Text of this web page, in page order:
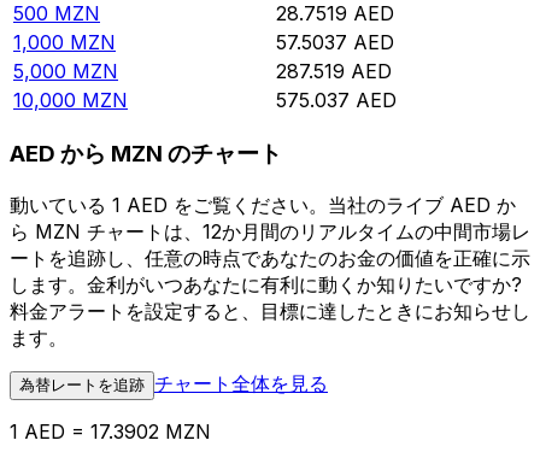
500 MZN 28.7519 AED
1,000 MZN 57.5037 AED
5,000 MZN 287.519 AED
10,000 MZN 575.037 AED
AED から MZN のチャート
動いている 1 AED をご覧ください。当社のライブ AED か
ら MZN チャートは、12か月間のリアルタイムの中間市場レ
ートを追跡し、任意の時点であなたのお金の価値を正確に示
します。金利がいつあなたに有利に動くか知りたいですか?
料金アラートを設定すると、目標に達したときにお知らせし
ます。
為替レートを追跡 チャート全体を見る
1 AED = 17.3902 MZN